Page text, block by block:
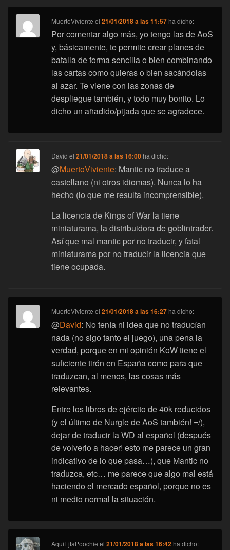
MuertoViviente el21/01/2018 a las 11:57 ha dicho:
Por comentar algo más, yo tengo las de AoS
y, básicamente, te permite crear planes de
batalla de forma sencilla o bien combinando
las cartas como quieras o bien sacándolas
al azar. Te viene con las zonas de
despliegue también, y todo muy bonito. Lo
dicho un añadido/pijada que se agradece.
David el21/01/2018 a las 16:00 ha dicho:
@MuertoViviente: Mantic no traduce a
castellano (ni otros idiomas). Nunca lo ha
hecho (lo que me resulta incomprensible).
La licencia de Kings of War la tiene
miniaturama, la distribuidora de goblintrader.
Así que mal mantic por no traducir, y fatal
miniaturama por no traducir la licencia que
tiene ocupada.
MuertoViviente el21/01/2018 a las 16:27 ha dicho:
@David: No tenía ni idea que no traducían
nada (no sigo tanto el juego), una pena la
verdad, porque en mi opinión KoW tiene el
suficiente tirón en España como para que
traduzcan, al menos, las cosas más
relevantes.
Entre los libros de ejército de 40k reducidos
(y el último de Nurgle de AoS también! =/),
dejar de traducir la WD al español (después
de volverlo a hacer! esto me parece un gran
indicativo de lo que pasa…), que Mantic no
traduzca, etc… me parece que algo mal está
haciendo el mercado español, porque no es
ni medio normal la situación.
AquiEjtaPoochie el21/01/2018 a las 16:42 ha dicho: